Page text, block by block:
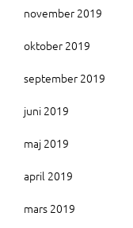
november 2019
oktober 2019
september 2019
juni 2019
maj 2019
april 2019
mars 2019